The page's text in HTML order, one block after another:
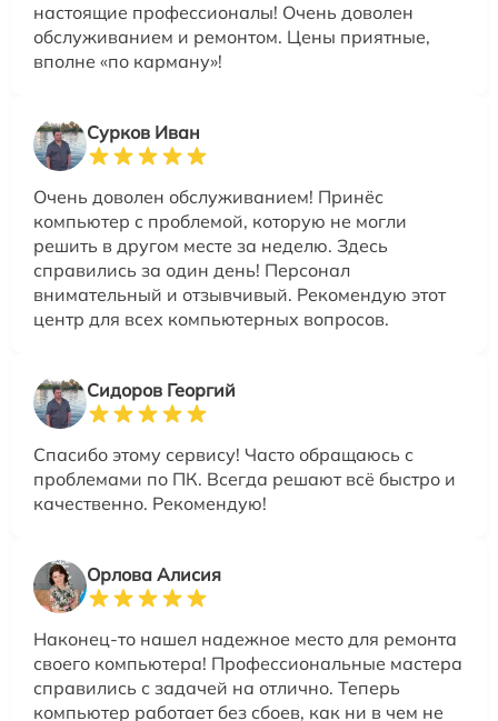
настоящие профессионалы! Очень доволен
обслуживанием и ремонтом. Цены приятные,
вполне «по карману»!
Сурков Иван
Очень доволен обслуживанием! Принёс
компьютер с проблемой, которую не могли
решить в другом месте за неделю. Здесь
справились за один день! Персонал
внимательный и отзывчивый. Рекомендую этот
центр для всех компьютерных вопросов.
Сидоров Георгий
Спасибо этому сервису! Часто обращаюсь с
проблемами по ПК. Всегда решают всё быстро и
качественно. Рекомендую!
Орлова Алисия
Наконец-то нашел надежное место для ремонта
своего компьютера! Профессиональные мастера
справились с задачей на отлично. Теперь
компьютер работает без сбоев, как ни в чем не